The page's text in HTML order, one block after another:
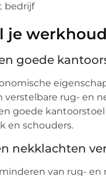
bedrijf
je
goede
rug- en
goede
en schouders.
nekklachten
van rug- en